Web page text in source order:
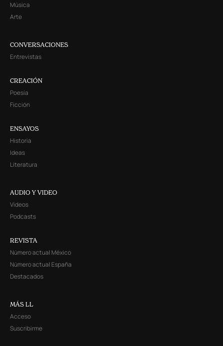
Música
Arte
CONVERSACIONES
Entrevistas
CREACIÓN
Poesía
Ficción
ENSAYOS
Historia
Ideas
Literatura
AUDIO Y VIDEO
Videos
Podcasts
REVISTA
Número actual México
Número actual España
Destacados
MÁS LL
Acceso
Suscribirme